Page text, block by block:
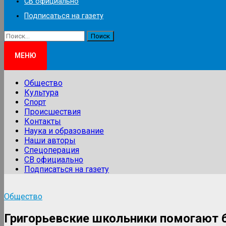
Подписаться на газету
Найти:
МЕНЮ
Общество
Культура
Спорт
Происшествия
Контакты
Наука и образование
Наши авторы
Спецоперация
СВ официально
Подписаться на газету
Общество
Григорьевские школьники